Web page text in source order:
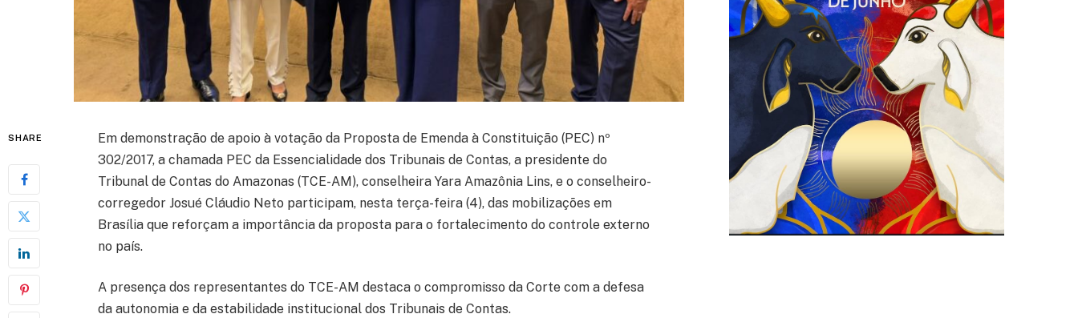
SHARE
Em demonstração de apoio à votação da Proposta de Emenda à Constituição (PEC) nº
302/2017, a chamada PEC da Essencialidade dos Tribunais de Contas, a presidente do
Tribunal de Contas do Amazonas (TCE-AM), conselheira Yara Amazônia Lins, e o conselheiro-
corregedor Josué Cláudio Neto participam, nesta terça-feira (4), das mobilizações em
Brasília que reforçam a importância da proposta para o fortalecimento do controle externo
no país.
A presença dos representantes do TCE-AM destaca o compromisso da Corte com a defesa
da autonomia e da estabilidade institucional dos Tribunais de Contas.